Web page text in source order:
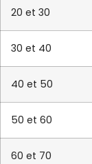
20 et 30
30 et 40
40 et 50
50 et 60
60 et 70